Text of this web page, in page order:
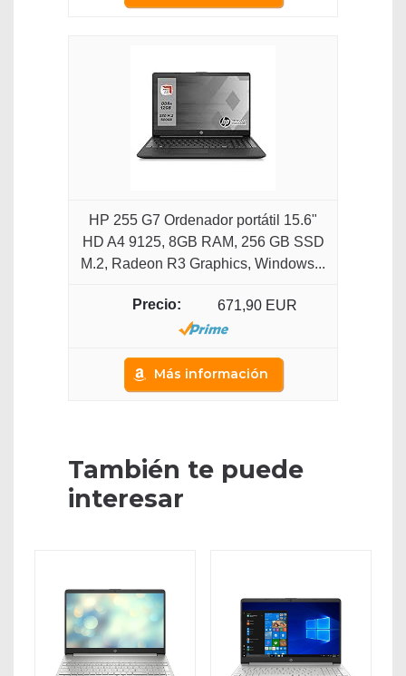
HP 255 G7 Ordenador portátil 15.6"
HD A4 9125, 8GB RAM, 256 GB SSD
M.2, Radeon R3 Graphics, Windows...
671,90 EUR
Más información
También te puede
interesar